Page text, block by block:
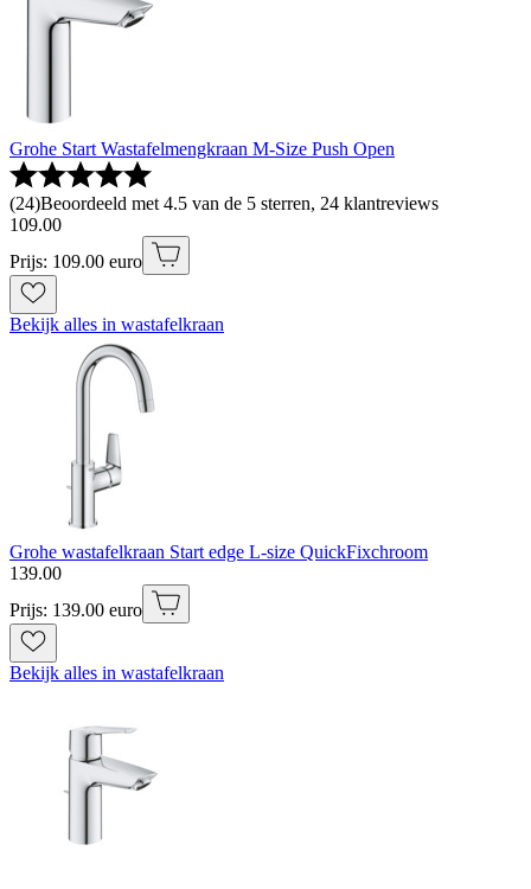
Grohe Start Wastafelmengkraan M-Size Push Open
(24)Beoordeeld met 4.5 van de 5 sterren, 24 klantreviews
109.00
Prijs: 109.00 euro
Bekijk alles in wastafelkraan
Grohe wastafelkraan Start edge L-size QuickFixchroom
139.00
Prijs: 139.00 euro
Bekijk alles in wastafelkraan